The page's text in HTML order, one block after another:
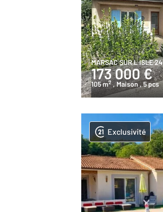
MARSAC SUR L ISLE 24
173 000 €
105 m2 , Maison, 5 pcs
Exclusivité